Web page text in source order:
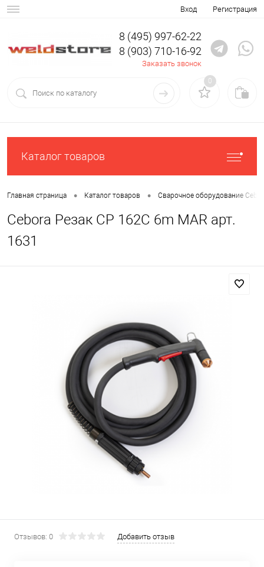
Вход Регистрация
8 (495) 997-62-22
8 (903) 710-16-92
Заказать звонок
0
Каталог товаров
Главная страница • Каталог товаров • Сварочное оборудование
Cebora Резак CP 162C 6m MAR арт.
1631
Отзывов: 0 Добавить отзыв